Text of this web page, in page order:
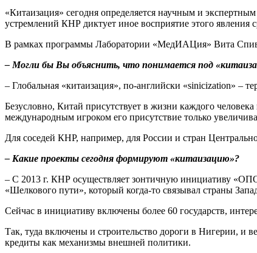
«Китаизация» сегодня определяется научным и
устремлений КНР диктует иное восприятие этого явления
В рамках программы Лаборатории «МедИАЦия» Вита
– Могли бы Вы объяснить, что понимается под
– Глобальная «китаизация», по-английски «sinicization» –
Безусловно, Китай присутствует в жизни каждого
международным игроком его присутствие только
Для соседей КНР, например, для России и стран
– Какие проекты сегодня формируют «китаизацию»?
– С 2013 г. КНР осуществляет зонтичную инициативу
«Шелкового пути», который когда-то связывал страны
Сейчас в инициативу включены более 60 государств,
Так, туда включены и строительство дороги в Нигерии, и
кредиты как механизмы внешней политики.